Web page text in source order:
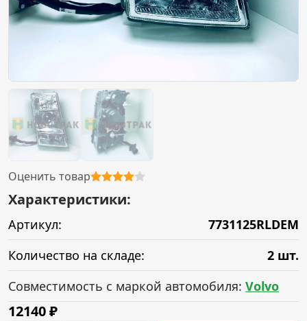
Оценить товар
Характеристики:
Артикул:
7731125RLDEM
Количество на складе:
2 шт.
Совместимость с маркой автомобиля: Volvo
12140₽